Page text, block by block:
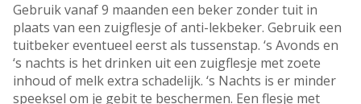
Gebruik vanaf 9 maanden een beker zonder tuit in
plaats van een zuigflesje of anti-lekbeker. Gebruik een
tuitbeker eventueel eerst als tussenstap. ‘s Avonds en
‘s nachts is het drinken uit een zuigflesje met zoete
inhoud of melk extra schadelijk. ‘s Nachts is er minder
speeksel om je gebit te beschermen. Een flesje met